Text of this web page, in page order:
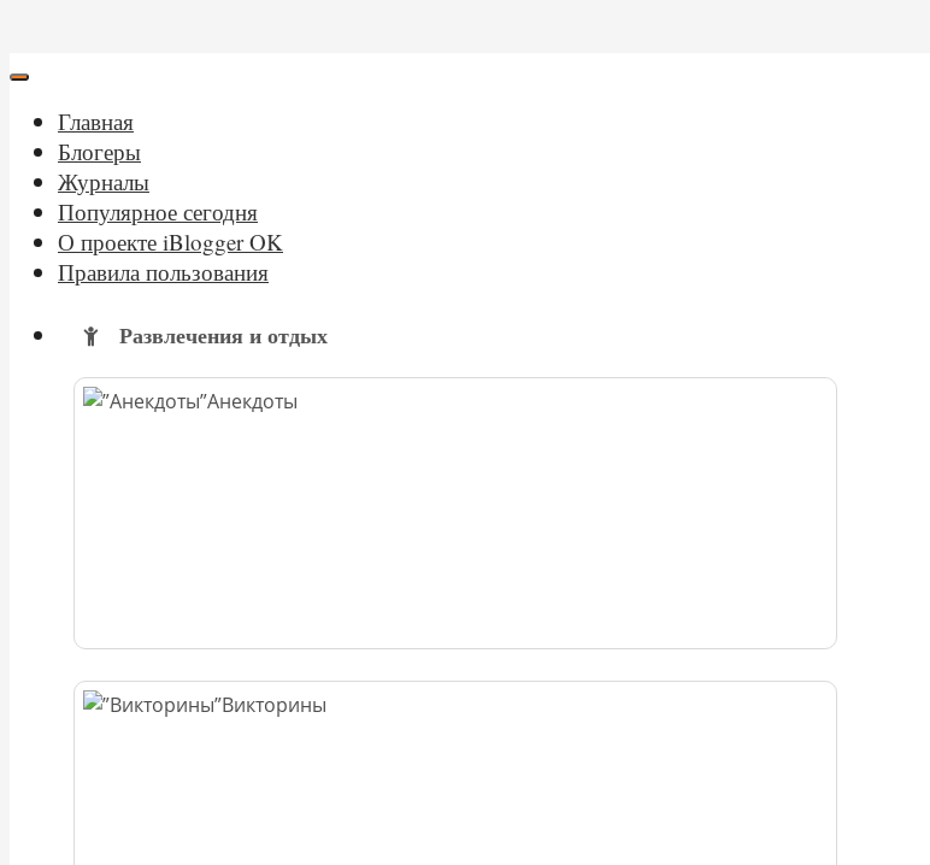
Главная
Блогеры
Журналы
Популярное сегодня
О проекте iBlogger OK
Правила пользования
Развлечения и отдых
Анекдоты
Викторины